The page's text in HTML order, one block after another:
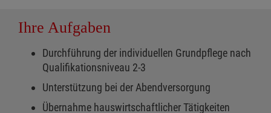
Ihre Aufgaben
Durchführung der individuellen Grundpflege nach
Qualifikationsniveau 2-3
Unterstützung bei der Abendversorgung
Übernahme hauswirtschaftlicher Tätigkeiten